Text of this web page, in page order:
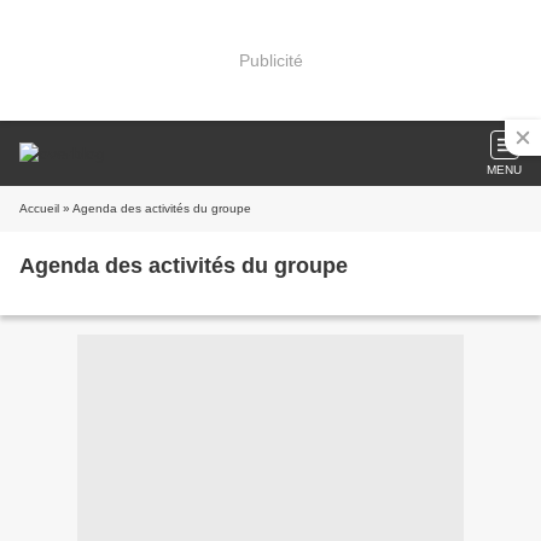
Publicité
MENU
Accueil » Agenda des activités du groupe
Agenda des activités du groupe